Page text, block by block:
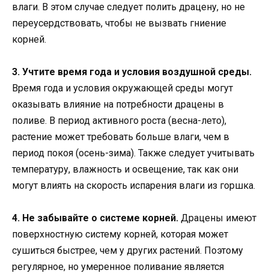
влаги. В этом случае следует полить драцену, но не
переусердствовать, чтобы не вызвать гниение
корней.
3. Учтите время года и условия воздушной среды.
Время года и условия окружающей среды могут
оказывать влияние на потребности драцены в
поливе. В период активного роста (весна-лето),
растение может требовать больше влаги, чем в
период покоя (осень-зима). Также следует учитывать
температуру, влажность и освещение, так как они
могут влиять на скорость испарения влаги из горшка.
4. Не забывайте о системе корней. Драцены имеют
поверхностную систему корней, которая может
сушиться быстрее, чем у других растений. Поэтому
регулярное, но умеренное поливание является